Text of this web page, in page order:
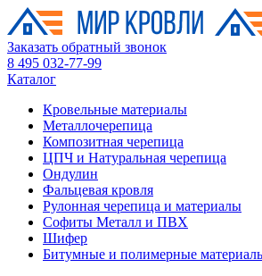
Заказать обратный звонок
8 495 032-77-99
Каталог
Кровельные материалы
Металлочерепица
Композитная черепица
ЦПЧ и Натуральная черепица
Ондулин
Фальцевая кровля
Рулонная черепица и материалы
Софиты Металл и ПВХ
Шифер
Битумные и полимерные